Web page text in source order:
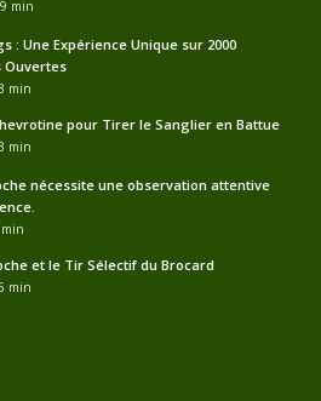
min
: Une Expérience Unique sur 2000
Ouvertes
min
pour Tirer le Sanglier en Battue
min
nécessite une observation attentive
et le Tir Sélectif du Brocard
min